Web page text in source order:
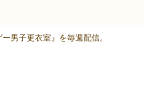
男子更衣室』を毎週配信。